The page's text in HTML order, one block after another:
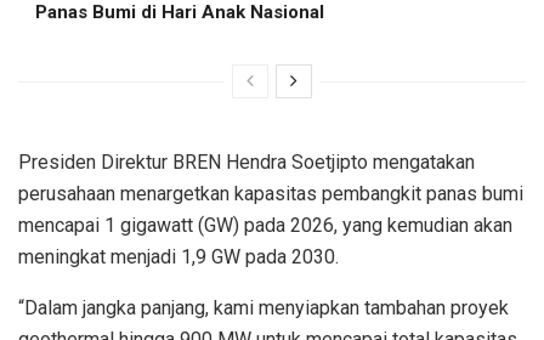
Panas Bumi di Hari Anak Nasional
Presiden Direktur BREN Hendra Soetjipto mengatakan
perusahaan menargetkan kapasitas pembangkit panas bumi
mencapai 1 gigawatt (GW) pada 2026, yang kemudian akan
meningkat menjadi 1,9 GW pada 2030.
“Dalam jangka panjang, kami menyiapkan tambahan proyek